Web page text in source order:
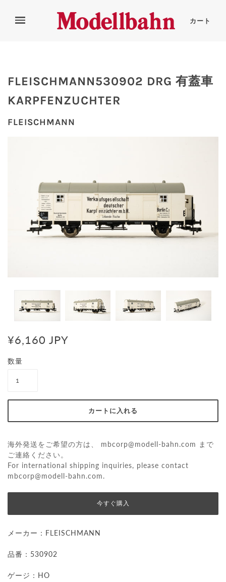
カート
FLEISCHMANN530902 DRG 有蓋車
KARPFENZUCHTER
FLEISCHMANN
¥6,160 JPY
数量
海外発送をご希望の方は、 mbcorp@modell-bahn.com
まで
ご連絡ください。
For international shipping inquiries, please contact
mbcorp@modell-bahn.com.
今すぐ購入
メーカー： FLEISCHMANN
品番：530902
ゲージ：HO